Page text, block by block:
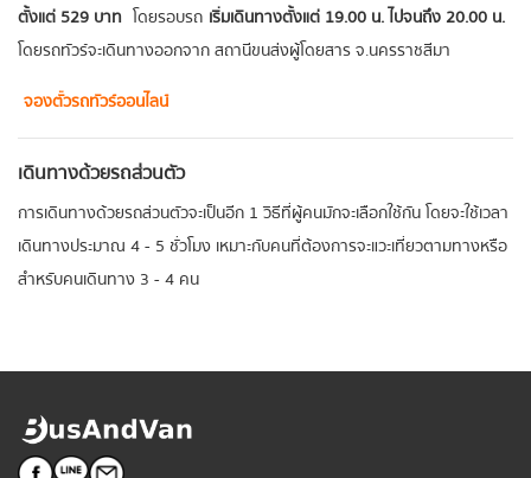
ตั้งแต่ 529 บาท โดยรอบรถ เริ่มเดินทางตั้งแต่ 19.00 น. ไปจนถึง 20.00 น.
โดยรถทัวร์จะเดินทางออกจาก สถานีขนส่งผู้โดยสาร จ.นครราชสีมา
จองตั๋วรถทัวร์ออนไลน์
เดินทางด้วยรถส่วนตัว
การเดินทางด้วยรถส่วนตัวจะเป็นอีก 1 วิธีที่ผู้คนมักจะเลือกใช้กัน โดยจะใช้เวลา
เดินทางประมาณ 4 - 5 ชั่วโมง เหมาะกับคนที่ต้องการจะแวะเที่ยวตามทางหรือ
สำหรับคนเดินทาง 3 - 4 คน